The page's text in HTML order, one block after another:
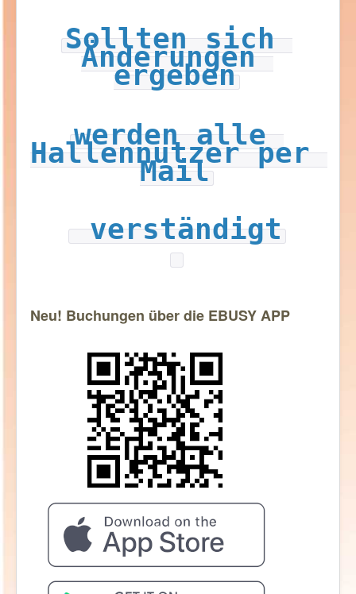
Sollten sich
Änderungen
ergeben
werden alle
Hallennutzer per
Mail
verständigt
Neu! Buchungen über die EBUSY APP